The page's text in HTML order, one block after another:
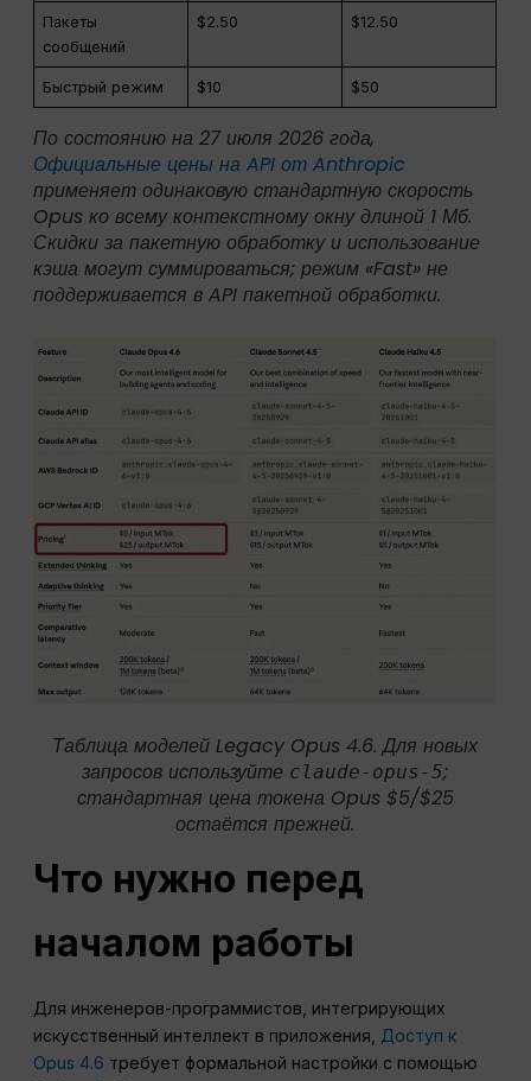
Пакеты
сообщений
$2.50 $12.50
Быстрый режим $10 $50
По состоянию на 27 июля 2026 года,
Официальные цены на API от Anthropic
применяет одинаковую стандартную скорость
Opus ко всему контекстному окну длиной 1 Мб.
Скидки за пакетную обработку и использование
кэша могут суммироваться; режим «Fast» не
поддерживается в API пакетной обработки.
Таблица моделей Legacy Opus 4.6. Для новых
запросов используйте claude-opus-5;
стандартная цена токена Opus $5/$25
остаётся прежней.
Что нужно перед
началом работы
Для инженеров-программистов, интегрирующих
искусственный интеллект в приложения, Доступ к
Opus 4.6 требует формальной настройки с помощью